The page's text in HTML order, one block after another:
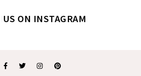
ON INSTAGRAM